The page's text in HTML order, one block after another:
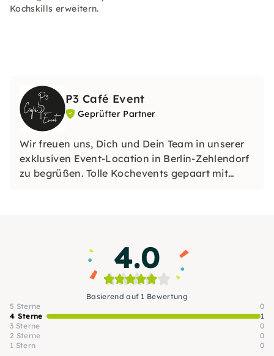
Kochskills erweitern.
P3 Café Event
Geprüfter Partner
Wir freuen uns, Dich und Dein Team in unserer
exklusiven Event-Location in Berlin-Zehlendorf
zu begrüßen. Tolle Kochevents gepaart mit
4.0
Basierend auf 1 Bewertung
5 Sterne
0
4 Sterne
1
3 Sterne
0
2 Sterne
0
1 Stern
0